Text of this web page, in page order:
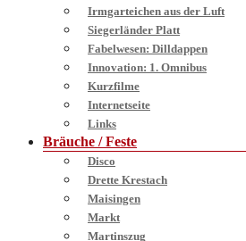
Irmgarteichen aus der Luft
Siegerländer Platt
Fabelwesen: Dilldappen
Innovation: 1. Omnibus
Kurzfilme
Internetseite
Links
Bräuche / Feste
Disco
Drette Krestach
Maisingen
Markt
Martinszug